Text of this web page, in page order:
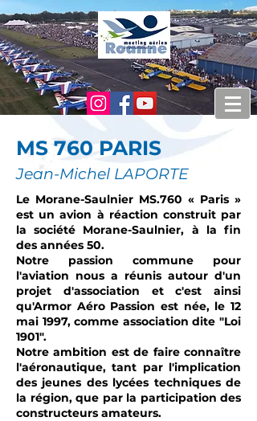
MS 760 PARIS
Jean-Michel LAPORTE
Le Morane-Saulnier MS.760 « Paris »
est unavion à réaction construit par
la société Morane-Saulnier, à la fin
des années 50.
Notre passion commune pour
l'aviation nous a réunis autour d'un
projet d'association et c'est ainsi
qu'Armor Aéro Passion est née, le 12
mai 1997, comme association dite "Loi
1901".
Notre ambition est de faire connaître
l'aéronautique, tant par l'implication
des jeunes des lycées techniques de
la région, que par la participation des
constructeurs amateurs.